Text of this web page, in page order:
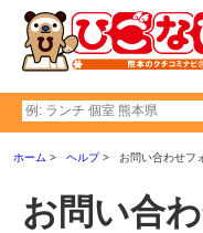
ホーム ヘルプ お問い合わせフ
お問い合